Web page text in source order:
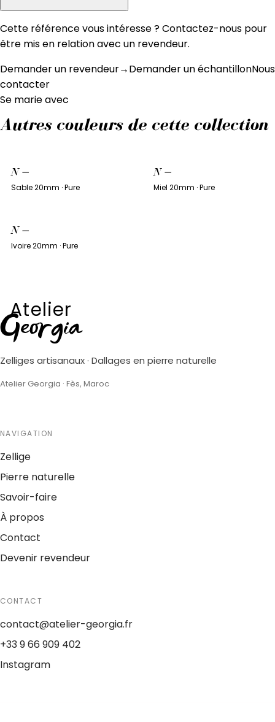
Cette référence vous intéresse ? Contactez-nous pour
être mis en relation avec un revendeur.
Demander un revendeur→Demander un échantillonNous
contacter
Se marie avec
Autres couleurs de cette collection
N —
Sable 20mm · Pure
N —
Miel 20mm · Pure
N —
Ivoire 20mm · Pure
Atelier
Georgia
Zelliges artisanaux · Dallages en pierre naturelle
Atelier Georgia · Fès, Maroc
NAVIGATION
Zellige
Pierre naturelle
Savoir-faire
À propos
Contact
Devenir revendeur
CONTACT
contact@atelier-georgia.fr
+33 9 66 909 402
Instagram